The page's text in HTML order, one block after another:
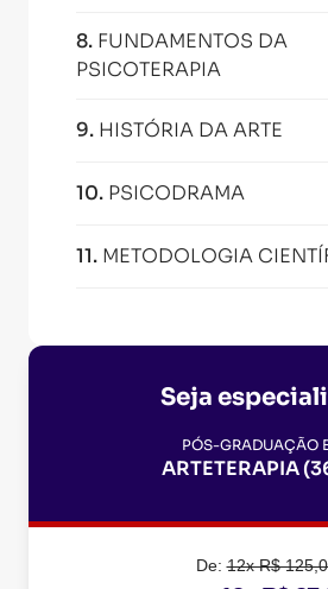
8. FUNDAMENTOS DA
PSICOTERAPIA
9. HISTÓRIA DA ARTE
10. PSICODRAMA
11. METODOLOGIA
Seja
PÓS-GRADUAÇÃO
ARTETERAPIA
De:12x R$